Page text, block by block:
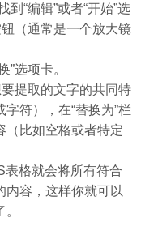
“编辑”或者“开始”选
（通常是一个放大镜
”选项卡。
提取的文字的共同特
符），在“替换为”栏
（比如空格或者特定
表格就会将所有符合
内容，这样你就可以